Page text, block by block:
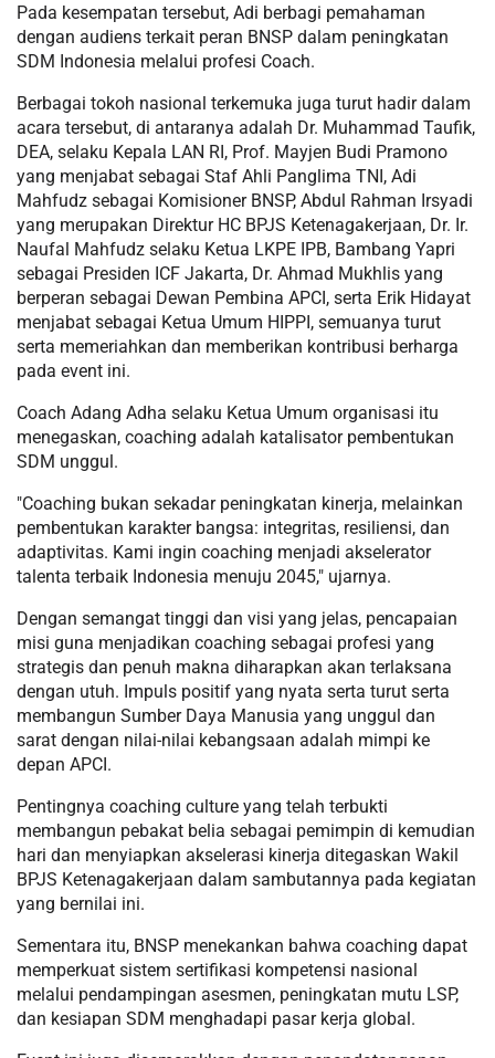
Pada kesempatan tersebut, Adi berbagi pemahaman
dengan audiens terkait peran BNSP dalam peningkatan
SDM Indonesia melalui profesi Coach.
Berbagai tokoh nasional terkemuka juga turut hadir dalam
acara tersebut, di antaranya adalah Dr. Muhammad Taufik,
DEA, selaku Kepala LAN RI, Prof. Mayjen Budi Pramono
yang menjabat sebagai Staf Ahli Panglima TNI, Adi
Mahfudz sebagai Komisioner BNSP, Abdul Rahman Irsyadi
yang merupakan Direktur HC BPJS Ketenagakerjaan, Dr. Ir.
Naufal Mahfudz selaku Ketua LKPE IPB, Bambang Yapri
sebagai Presiden ICF Jakarta, Dr. Ahmad Mukhlis yang
berperan sebagai Dewan Pembina APCI, serta Erik Hidayat
menjabat sebagai Ketua Umum HIPPI, semuanya turut
serta memeriahkan dan memberikan kontribusi berharga
pada event ini.
Coach Adang Adha selaku Ketua Umum organisasi itu
menegaskan, coaching adalah katalisator pembentukan
SDM unggul.
"Coaching bukan sekadar peningkatan kinerja, melainkan
pembentukan karakter bangsa: integritas, resiliensi, dan
adaptivitas. Kami ingin coaching menjadi akselerator
talenta terbaik Indonesia menuju 2045," ujarnya.
Dengan semangat tinggi dan visi yang jelas, pencapaian
misi guna menjadikan coaching sebagai profesi yang
strategis dan penuh makna diharapkan akan terlaksana
dengan utuh. Impuls positif yang nyata serta turut serta
membangun Sumber Daya Manusia yang unggul dan
sarat dengan nilai-nilai kebangsaan adalah mimpi ke
depan APCI.
Pentingnya coaching culture yang telah terbukti
membangun pebakat belia sebagai pemimpin di kemudian
hari dan menyiapkan akselerasi kinerja ditegaskan Wakil
BPJS Ketenagakerjaan dalam sambutannya pada kegiatan
yang bernilai ini.
Sementara itu, BNSP menekankan bahwa coaching dapat
memperkuat sistem sertifikasi kompetensi nasional
melalui pendampingan asesmen, peningkatan mutu LSP,
dan kesiapan SDM menghadapi pasar kerja global.